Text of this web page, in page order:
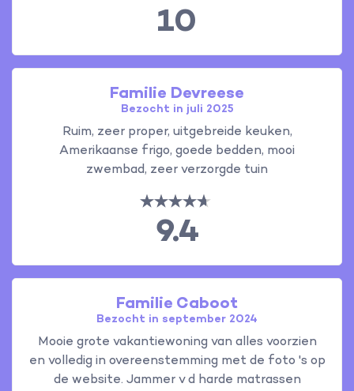
10
Familie Devreese
Bezocht in juli 2025
Ruim, zeer proper, uitgebreide keuken,
Amerikaanse frigo, goede bedden, mooi
zwembad, zeer verzorgde tuin
9.4
Familie Caboot
Bezocht in september 2024
Mooie grote vakantiewoning van alles voorzien
en volledig in overeenstemming met de foto 's op
de website. Jammer v d harde matrassen